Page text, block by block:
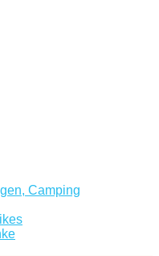
Camping